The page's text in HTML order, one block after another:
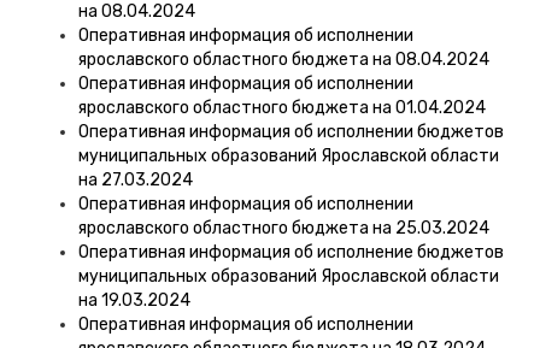
на 08.04.2024
Оперативная информация об исполнении
ярославского областного бюджета на 08.04.2024
Оперативная информация об исполнении
ярославского областного бюджета на 01.04.2024
Оперативная информация об исполнении бюджетов
муниципальных образований Ярославской области
на 27.03.2024
Оперативная информация об исполнении
ярославского областного бюджета на 25.03.2024
Оперативная информация об исполнение бюджетов
муниципальных образований Ярославской области
на 19.03.2024
Оперативная информация об исполнении